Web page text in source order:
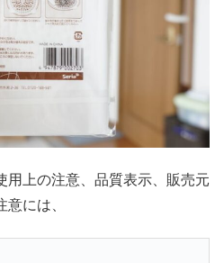
用上の注意、品質表示、販売元
には、